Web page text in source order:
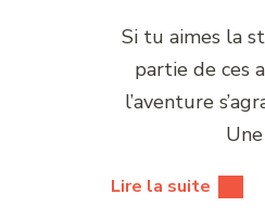
Si tu aimes la
partie de ces
l’aventure
Lire la suite